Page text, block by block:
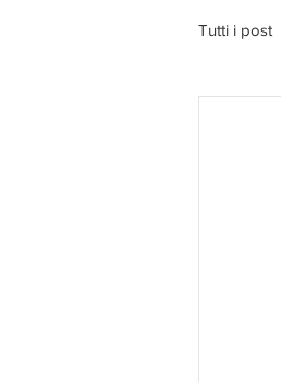
Tutti i post